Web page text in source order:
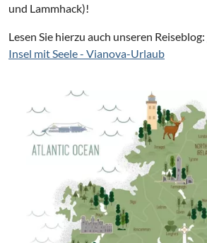
und Lammhack)!
Lesen Sie hierzu auch unseren Reiseblog:
Insel mit Seele - Vianova-Urlaub